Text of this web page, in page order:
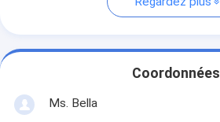
Coordonnées
Ms. Bella